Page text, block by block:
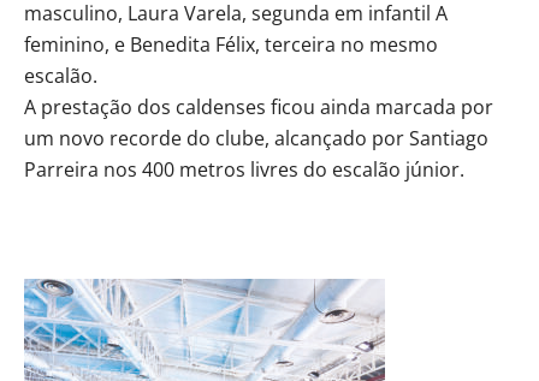
masculino, Laura Varela, segunda em infantil A
feminino, e Benedita Félix, terceira no mesmo
escalão.
A prestação dos caldenses ficou ainda marcada por
um novo recorde do clube, alcançado por Santiago
Parreira nos 400 metros livres do escalão júnior.